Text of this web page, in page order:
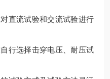
直流试验和交流试验进行
行选择击穿电压、耐压试